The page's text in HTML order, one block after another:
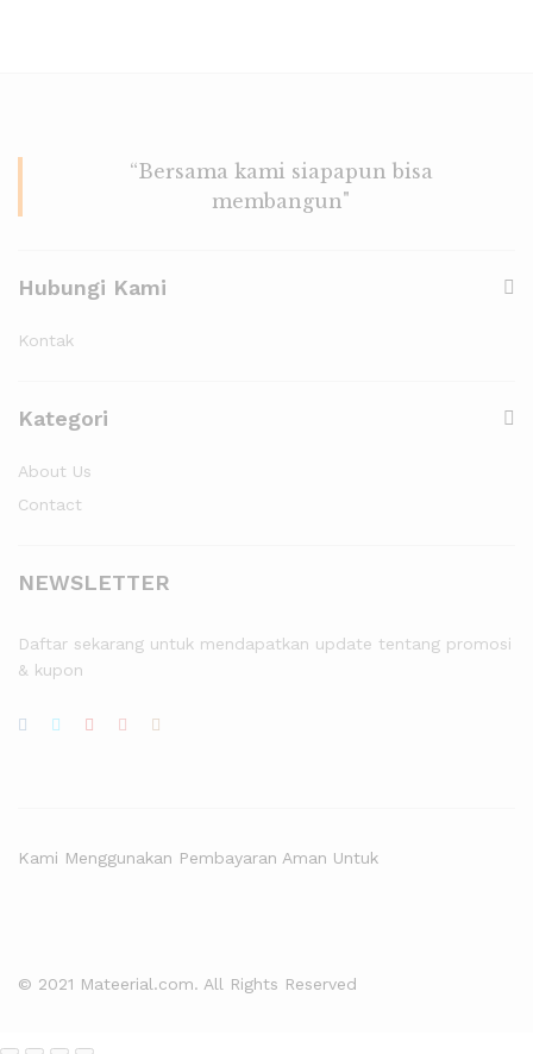
“Bersama kami siapapun bisa
membangun"
Hubungi Kami
Kontak
Kategori
About Us
Contact
NEWSLETTER
Daftar sekarang untuk mendapatkan update tentang promosi
& kupon
© 2021 Mateerial.com. All Rights Reserved
Kami Menggunakan Pembayaran Aman Untuk